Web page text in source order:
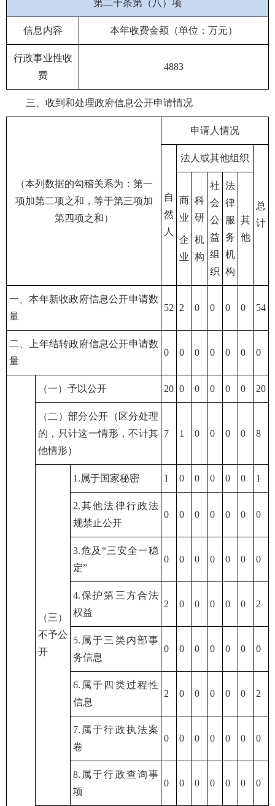
第二十条第（八）项
信息内容 本年收费金额（单位：万元）
行政事业性收
费
4883
三、收到和处理政府信息公开申请情况
（本列数据的勾稽关系为：第一
项加第二项之和，等于第三项加
第四项之和）
申请人情况
自
然
人
法人或其他组织
总
计
商
业
企
业
科
研
机
构
社
会
公
益
组
织
法
律
服
务
机
构
其
他
一、本年新收政府信息公开申请数
量
52 2 0 0 0 0 54
二、上年结转政府信息公开申请数
量
0 0 0 0 0 0 0
（一）予以公开 20 0 0 0 0 0 20
（二）部分公开（区分处理
的，只计这一情形，不计其
他情形）
7 1 0 0 0 0 8
（三）
不予公
开
1.属于国家秘密 1 0 0 0 0 0 1
2.其他法律行政法
规禁止公开
0 0 0 0 0 0 0
3.危及“三安全一稳
定”
0 0 0 0 0 0 0
4.保护第三方合法
权益
2 0 0 0 0 0 2
5.属于三类内部事
务信息
0 0 0 0 0 0 0
6.属于四类过程性
信息
2 0 0 0 0 0 2
7.属于行政执法案
卷
0 0 0 0 0 0 0
8.属于行政查询事
项
0 0 0 0 0 0 0